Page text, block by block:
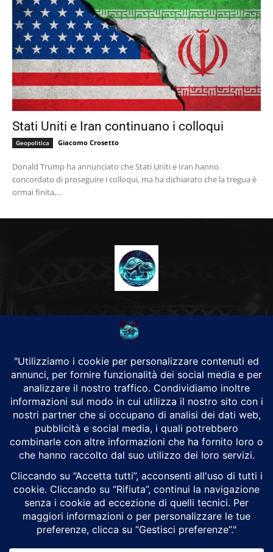
Stati Uniti e Iran continuano i colloqui
Geopolitica Giacomo Crosetto
Donald Trump ha annunciato che Stati Uniti e Iran hanno
concordato di proseguire i colloqui, ma ha dichiarato che la tregua è
ormai finita,...
CHI SIAMO
Alground Geopolitica e Cyberwarfare.
Da una idea di Brunilde Trizio
Alground fa parte del Gruppo Trizio
SEGUICI
Alground - Testata di Art Consulting - P.iva 02701880995 - Genova -